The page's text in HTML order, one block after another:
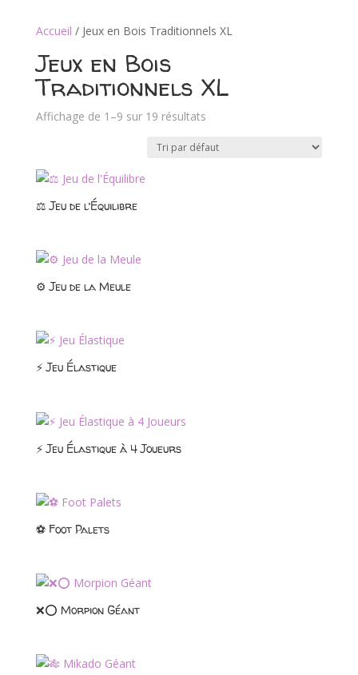
Accueil / Jeux en Bois Traditionnels XL
Jeux en Bois
Traditionnels XL
Affichage de 1–9 sur 19 résultats
⚖️ Jeu de l’Équilibre
⚙️ Jeu de la Meule
⚡ Jeu Élastique
⚡ Jeu Élastique à 4 Joueurs
⚽ Foot Palets
❌⭕ Morpion Géant